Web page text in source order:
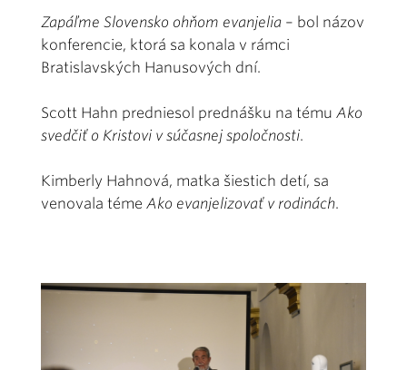
Zapáľme Slovensko ohňom evanjelia – bol názov
konferencie, ktorá sa konala v rámci
Bratislavských Hanusových dní.
Scott Hahn predniesol prednášku na tému Ako
svedčiť o Kristovi v súčasnej spoločnosti.
Kimberly Hahnová, matka šiestich detí, sa
venovala téme Ako evanjelizovať v rodinách.